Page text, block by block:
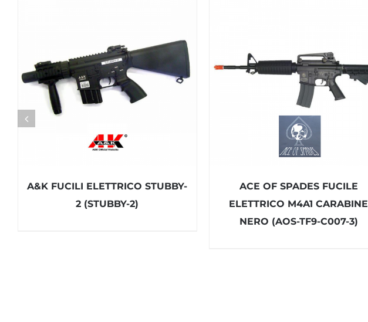
A&K FUCILI ELETTRICO STUBBY-
2 (STUBBY-2)
ACE OF SPADES FUCILE
ELETTRICO M4A1 CARABINE
NERO (AOS-TF9-C007-3)